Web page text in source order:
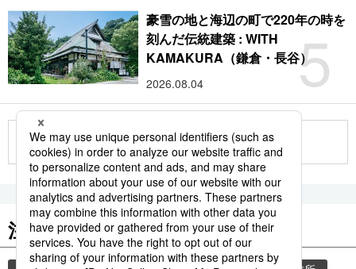
5
豪雪の地と海辺の町で220年の時を
刻んだ伝統建築 : WITH
KAMAKURA（鎌倉・長谷）
2026.08.04
もっと見る
注目のキーワード